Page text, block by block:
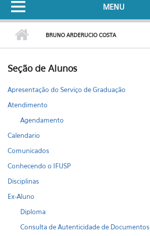
MENU
BRUNO ARDERUCIO COSTA
Seção de Alunos
Apresentação do Serviço de Graduação
Atendimento
Agendamento
Calendario
Comunicados
Conhecendo o IFUSP
Disciplinas
Ex-Aluno
Diploma
Consulta de Autenticidade de Documentos